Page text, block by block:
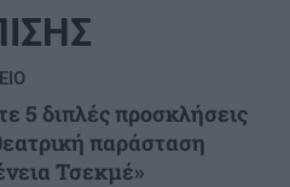
5 διπλές προσκλήσεις
παράσταση
Τσεκμέ»